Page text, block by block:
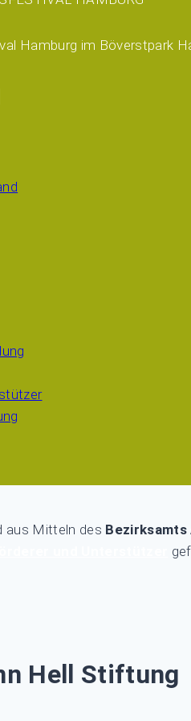
Hamburg im Böverstpark
aus Mitteln des Bezirksamts
Hell Stiftung